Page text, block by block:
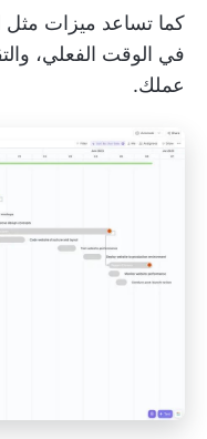
كما تساعد ميزات مثل
في الوقت الفعلي،
عملك.